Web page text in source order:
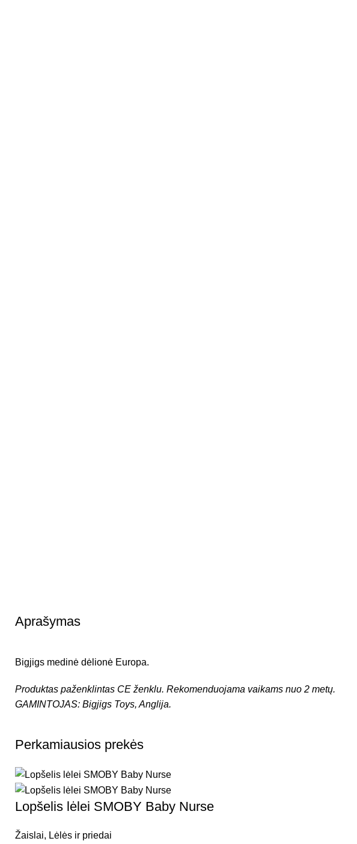
Aprašymas
Bigjigs medinė dėlionė Europa.
Produktas paženklintas CE ženklu. Rekomenduojama vaikams nuo 2 metų.
GAMINTOJAS: Bigjigs Toys, Anglija.
Perkamiausios prekės
Lopšelis lėlei SMOBY Baby Nurse
Žaislai, Lėlės ir priedai